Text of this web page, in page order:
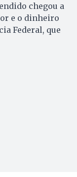
chegou a
e o dinheiro
Federal, que